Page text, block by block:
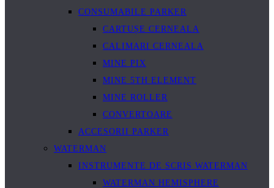
CONSUMABILE PARKER
CARTUȘE CERNEALA
CALIMARI CERNEALA
MINE PIX
MINE 5TH ELEMENT
MINE ROLLER
CONVERTOARE
ACCESORII PARKER
WATERMAN
INSTRUMENTE DE SCRIS WATERMAN
WATERMAN HEMISPHERE